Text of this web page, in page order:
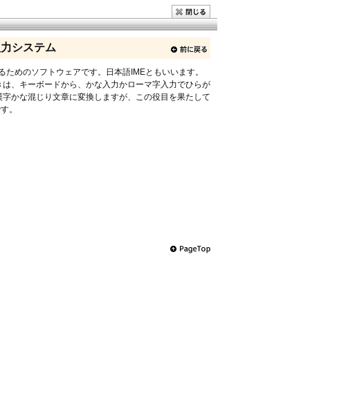
システム
ためのソフトウェアです。日本語IMEともいいます。
は、キーボードから、かな入力かローマ字入力でひらが
かな混じり文章に変換しますが、この役目を果たして
。